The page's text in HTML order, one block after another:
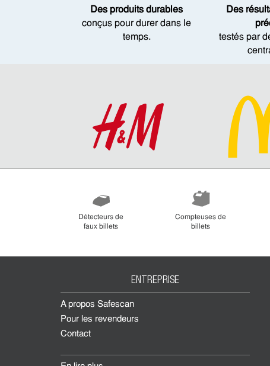
Des produits durables
conçus pour durer dans le
temps.
Des
testés par
Détecteurs de
faux billets
Compteuses de
billets
ENTREPRISE
À propos Safescan
Pour les revendeurs
Contact